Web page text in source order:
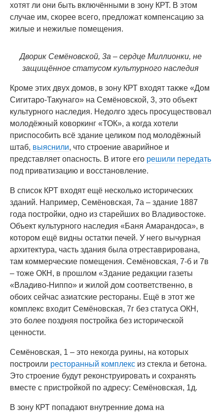
хотят ли они быть включёнными в зону КРТ. В этом
случае им, скорее всего, предложат компенсацию за
жилые и нежилые помещения.
Дворик Семёновской, 3а – сердце Миллионки, не
защищённое статусом культурного наследия
Кроме этих двух домов, в зону КРТ входят также «Дом
Сигитаро-Такунаго» на Семёновской, 3, это объект
культурного наследия. Недолго здесь просуществовал
молодёжный коворкинг «ТОК», а когда хотели
приспособить всё здание целиком под молодёжный
штаб, выяснили, что строение аварийное и
представляет опасность. В итоге его решили передать
под приватизацию и восстановление.
В список КРТ входят ещё несколько исторических
зданий. Например, Семёновская, 7а – здание 1887
года постройки, одно из старейших во Владивостоке.
Объект культурного наследия «Баня Амарандоса», в
котором ещё видны остатки печей. У него вычурная
архитектура, часть здания была отреставрирована,
там коммерческие помещения. Семёновская, 7-б и 7в
– тоже ОКН, в прошлом «Здание редакции газеты
«Владиво-Ниппо» и жилой дом соответственно, в
обоих сейчас азиатские рестораны. Ещё в этот же
комплекс входит Семёновская, 7г без статуса ОКН,
это более поздняя постройка без исторической
ценности.
Семёновская, 1 – это некогда руины, на которых
построили ресторанный комплекс из стекла и бетона.
Это строение будут реконструировать и сохранять
вместе с пристройкой по адресу: Семёновская, 1д.
В зону КРТ попадают внутренние дома на